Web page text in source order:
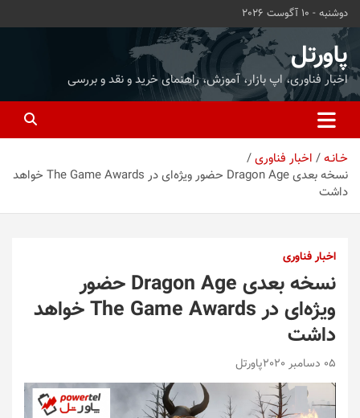
محتوا
بروید
دوشنبه - 10 آگوست 2026
پاورتل
اخبار فناوری، اپ بازار، آموزش، راهنمای خرید و نقد و بررسی
خـانـه
اخبار فناوری
نسخه‌ بعدی Dragon Age حضور ویژه‌ای در The Game Awards خواهد
داشت
اخبار فناوری
نسخه‌ بعدی Dragon Age حضور
ویژه‌ای در The Game Awards خواهد
داشت
05 دسامبر 2020 پاورتل